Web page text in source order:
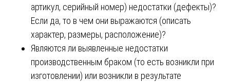
артикул, серийный номер) недостатки (дефекты)?
Если да, то в чем они выражаются (описать
характер, размеры, расположение)?
Являются ли выявленные недостатки
производственным браком (то есть возникли при
изготовлении) или возникли в результате